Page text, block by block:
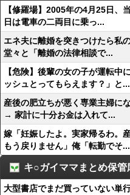
【修羅場】2005年の4月25日、
日は電車の二両目に乗っ...
エネ夫に離婚を突きつけたら私
堂々と「離婚の法律相談で...
【危険】後輩の女の子が運転中
ッシュとってもらえます？」と...
産後の肥立ちが悪く専業主婦に
→ 家計に十分お金は入れて...
嫁「妊娠したよ。実家帰るわ。
もう戻りません」俺「転勤でそ...
キ○ガイママまとめ保管
大型書店でまだ買っていない単